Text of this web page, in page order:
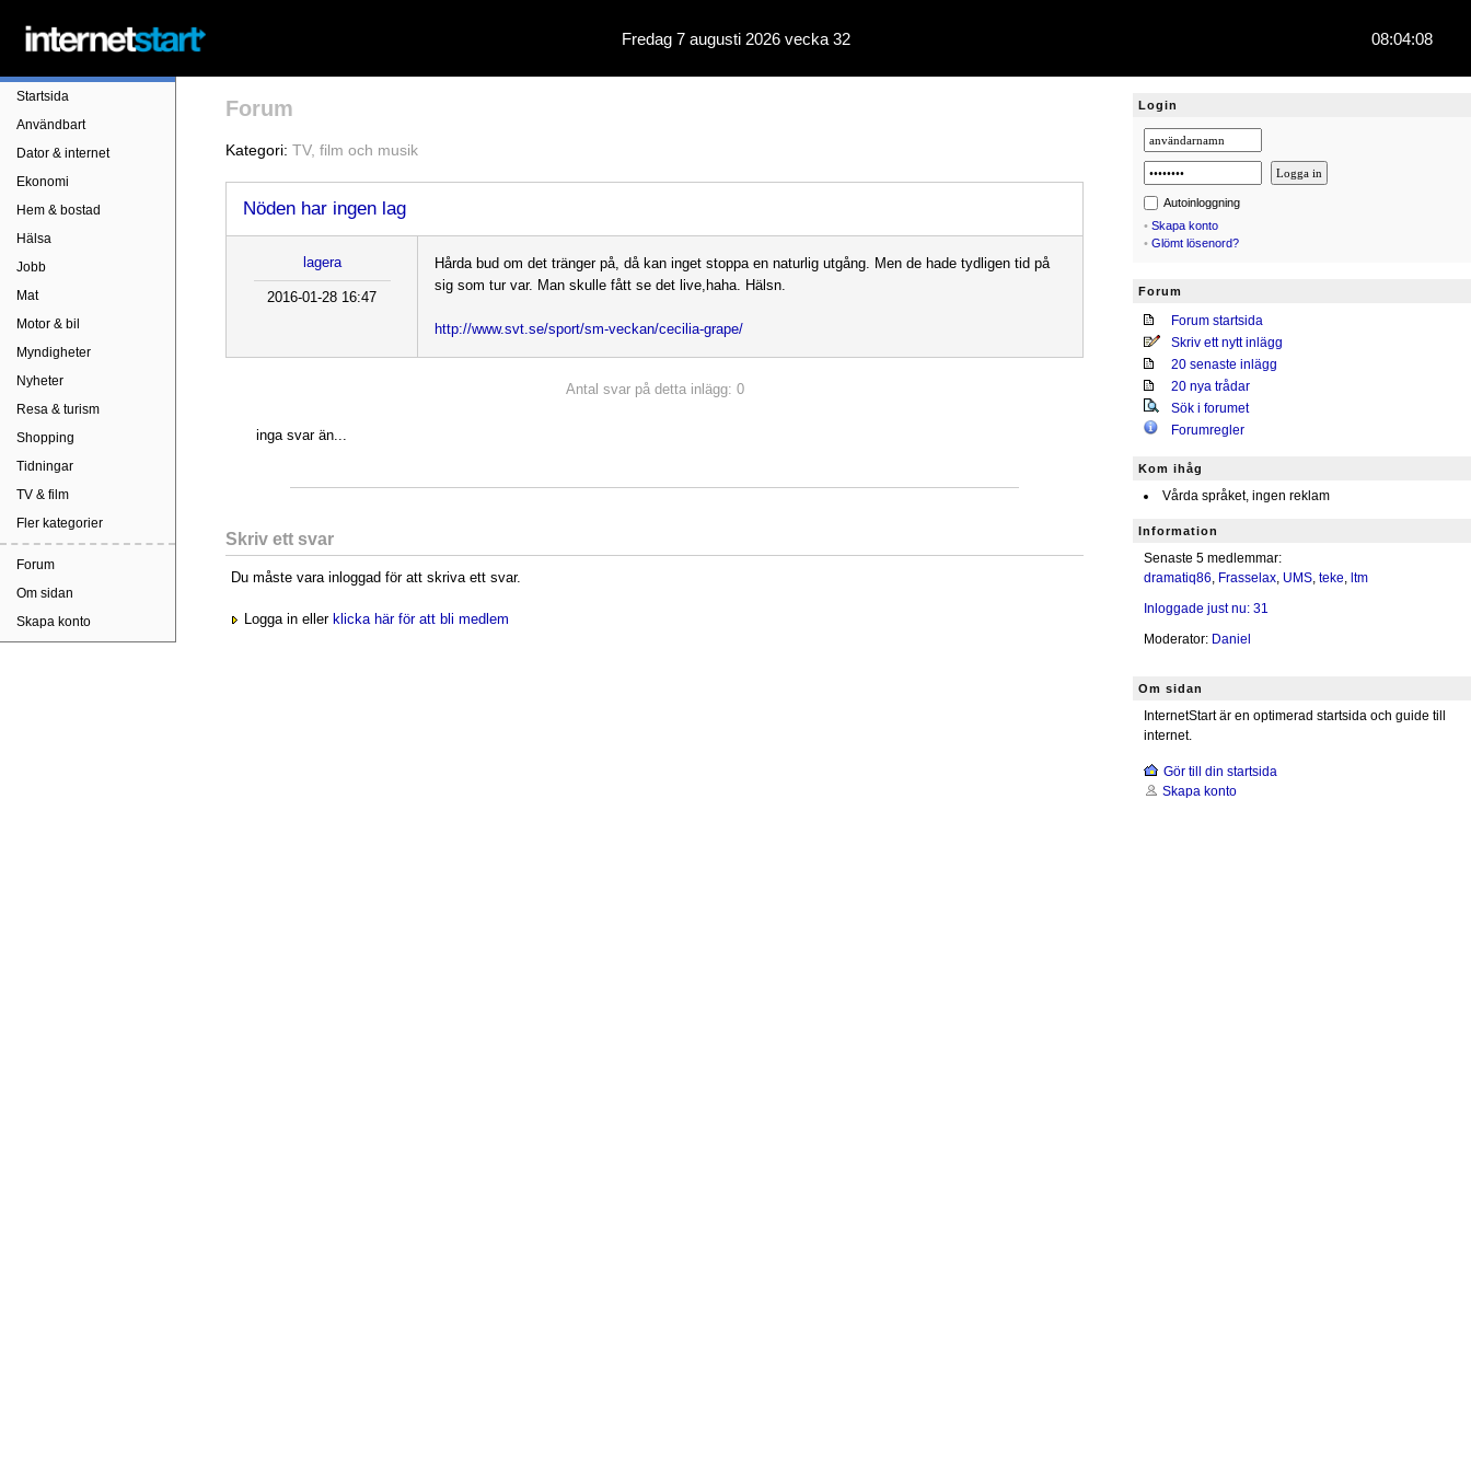
Fredag 7 augusti 2026 vecka 32 08:04:08
Startsida
Användbart
Dator & internet
Ekonomi
Hem & bostad
Hälsa
Jobb
Mat
Motor & bil
Myndigheter
Nyheter
Resa & turism
Shopping
Tidningar
TV & film
Fler kategorier
Forum
Om sidan
Skapa konto
Forum
Kategori:TV, film och musik
Nöden har ingen lag
lagera
2016-01-28 16:47
Hårda bud om det tränger på, då kan inget stoppa en naturlig utgång. Men de hade tydligen tid på
sig som tur var. Man skulle fått se det live,haha. Hälsn.
http://www.svt.se/sport/sm-veckan/cecilia-grape/
Antal svar på detta inlägg: 0
inga svar än...
Skriv ett svar
Du måste vara inloggad för att skriva ett svar.
Logga in eller klicka här för att bli medlem
Login
Autoinloggning
• Skapa konto
• Glömt lösenord?
Forum
Forum startsida
Skriv ett nytt inlägg
20 senaste inlägg
20 nya trådar
Sök i forumet
Forumregler
Kom ihåg
Vårda språket, ingen reklam
Information
Senaste 5 medlemmar:
dramatiq86, Frasselax, UMS, teke, ltm
Inloggade just nu: 31
Moderator: Daniel
Om sidan
InternetStart är en optimerad startsida och guide till
internet.
Gör till din startsida
Skapa konto